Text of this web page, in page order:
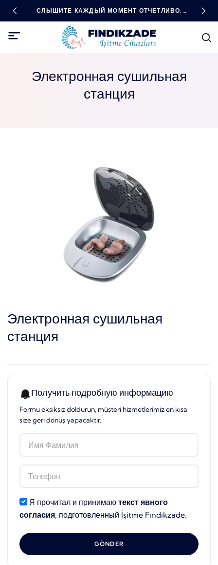
СЛЫШИТЕ КАЖДЫЙ МОМЕНТ ОТЧЕТЛИВО,
БУДЬТЕ ВО ВСЕОРУЖИИ С ПОМОЩЬЮ
ТЕХНОЛОГИЙ!
Электронная сушильная
станция
Электронная сушильная
станция
Получить подробную информацию
Formu eksiksiz doldurun, müşteri hizmetlerimiz en kısa
size geri dönüş yapacaktır.
Я прочитал и принимаю текст явного
согласия, подготовленный İşitme Fındıkzade.
GÖNDER